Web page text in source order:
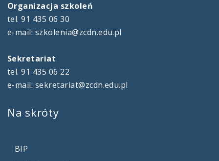
Organizacja szkoleń
tel. 91 435 06 30
e-mail: szkolenia@zcdn.edu.pl
Sekretariat
tel. 91 435 06 22
e-mail: sekretariat@zcdn.edu.pl
Na skróty
BIP